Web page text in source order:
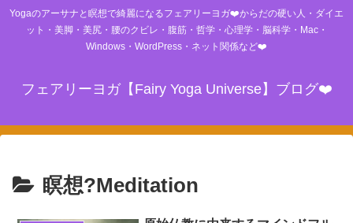
Yogaのアーサナと瞑想で綺麗になるフェアリーヨガ❤️からだの硬い人・ダイエ
ット・美脚・美尻・腰のクビレ・腹筋・哲学・心理学・脳科学・Mac・
Windows・WordPress・ネット関係など❤️
フェアリーヨガ【Fairy Yoga Universe】ブログ❤️
瞑想?Meditation